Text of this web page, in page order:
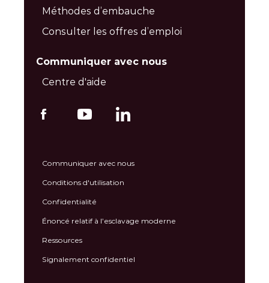
Méthodes d’embauche
Consulter les offres d’emploi
Communiquer avec nous
Centre d'aide
Communiquer avec nous
Conditions d'utilisation
Confidentialité
Énoncé relatif à l’esclavage moderne
Ressources
Signalement confidentiel